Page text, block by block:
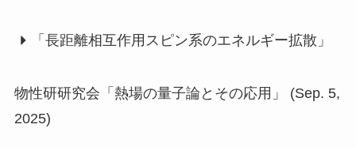
「長距離相互作用スピン系のエネルギー拡散」
物性研研究会「熱場の量子論とその応用」 (Sep. 5,
2025)